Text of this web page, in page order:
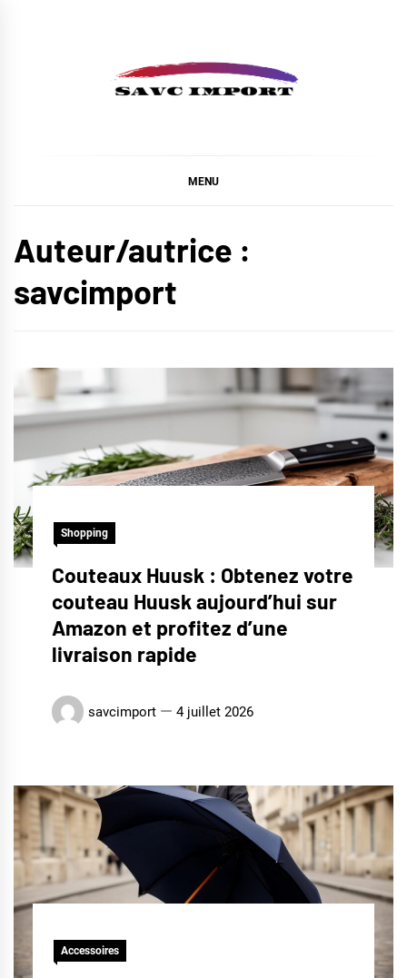
MENU
Auteur/autrice :
savcimport
Shopping
Couteaux Huusk : Obtenez votre
couteau Huusk aujourd’hui sur
Amazon et profitez d’une
livraison rapide
savcimport 4 juillet 2026
Accessoires